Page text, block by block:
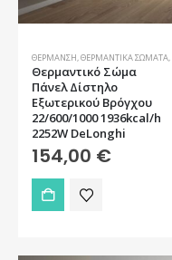
ΘΈΡΜΑΝΣΗ,ΘΕΡΜΑΝΤΙΚΆ ΣΏΜΑΤΑ,
Θερμαντικό Σώμα
Πάνελ Δίστηλο
Εξωτερικού Βρόγχου
22/600/1000 1936kcal/h
2252W DeLonghi
154,00 €